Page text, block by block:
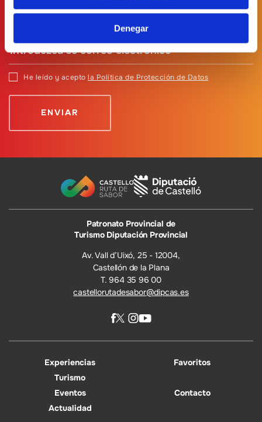
Denegar
Suscríbete anuestro boletín
He leído y acepto la Política de Protección de Datos
Patronato Provincial de
Turismo Diputación Provincial
Av. Vall d’Uixó, 25 - 12004,
Castellón de la Plana
T. 964 35 96 00
castellorutadesabor@dipcas.es
Experiencias
Turismo
Eventos
Actualidad
Favoritos
Contacto